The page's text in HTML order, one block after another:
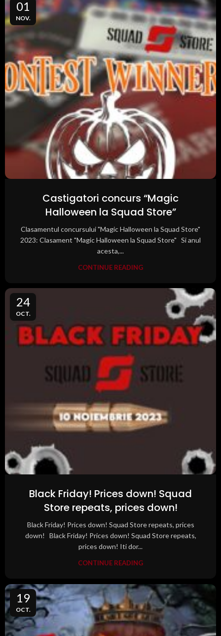
01
NOV.
Castigatori concurs “Magic
Halloween la Squad Store”
Clasamentul concursului "Magic Halloween la Squad Store"
2023: Clasament "Magic Halloween la Squad Store" Si anul
acesta,...
CONTINUE READING
24
OCT.
Black Friday! Prices down! Squad
Store repeats, prices down!
Black Friday! Prices down! Squad Store repeats, prices
down! Black Friday! Prices down! Squad Store repeats,
prices down! Iti dor...
CONTINUE READING
19
OCT.